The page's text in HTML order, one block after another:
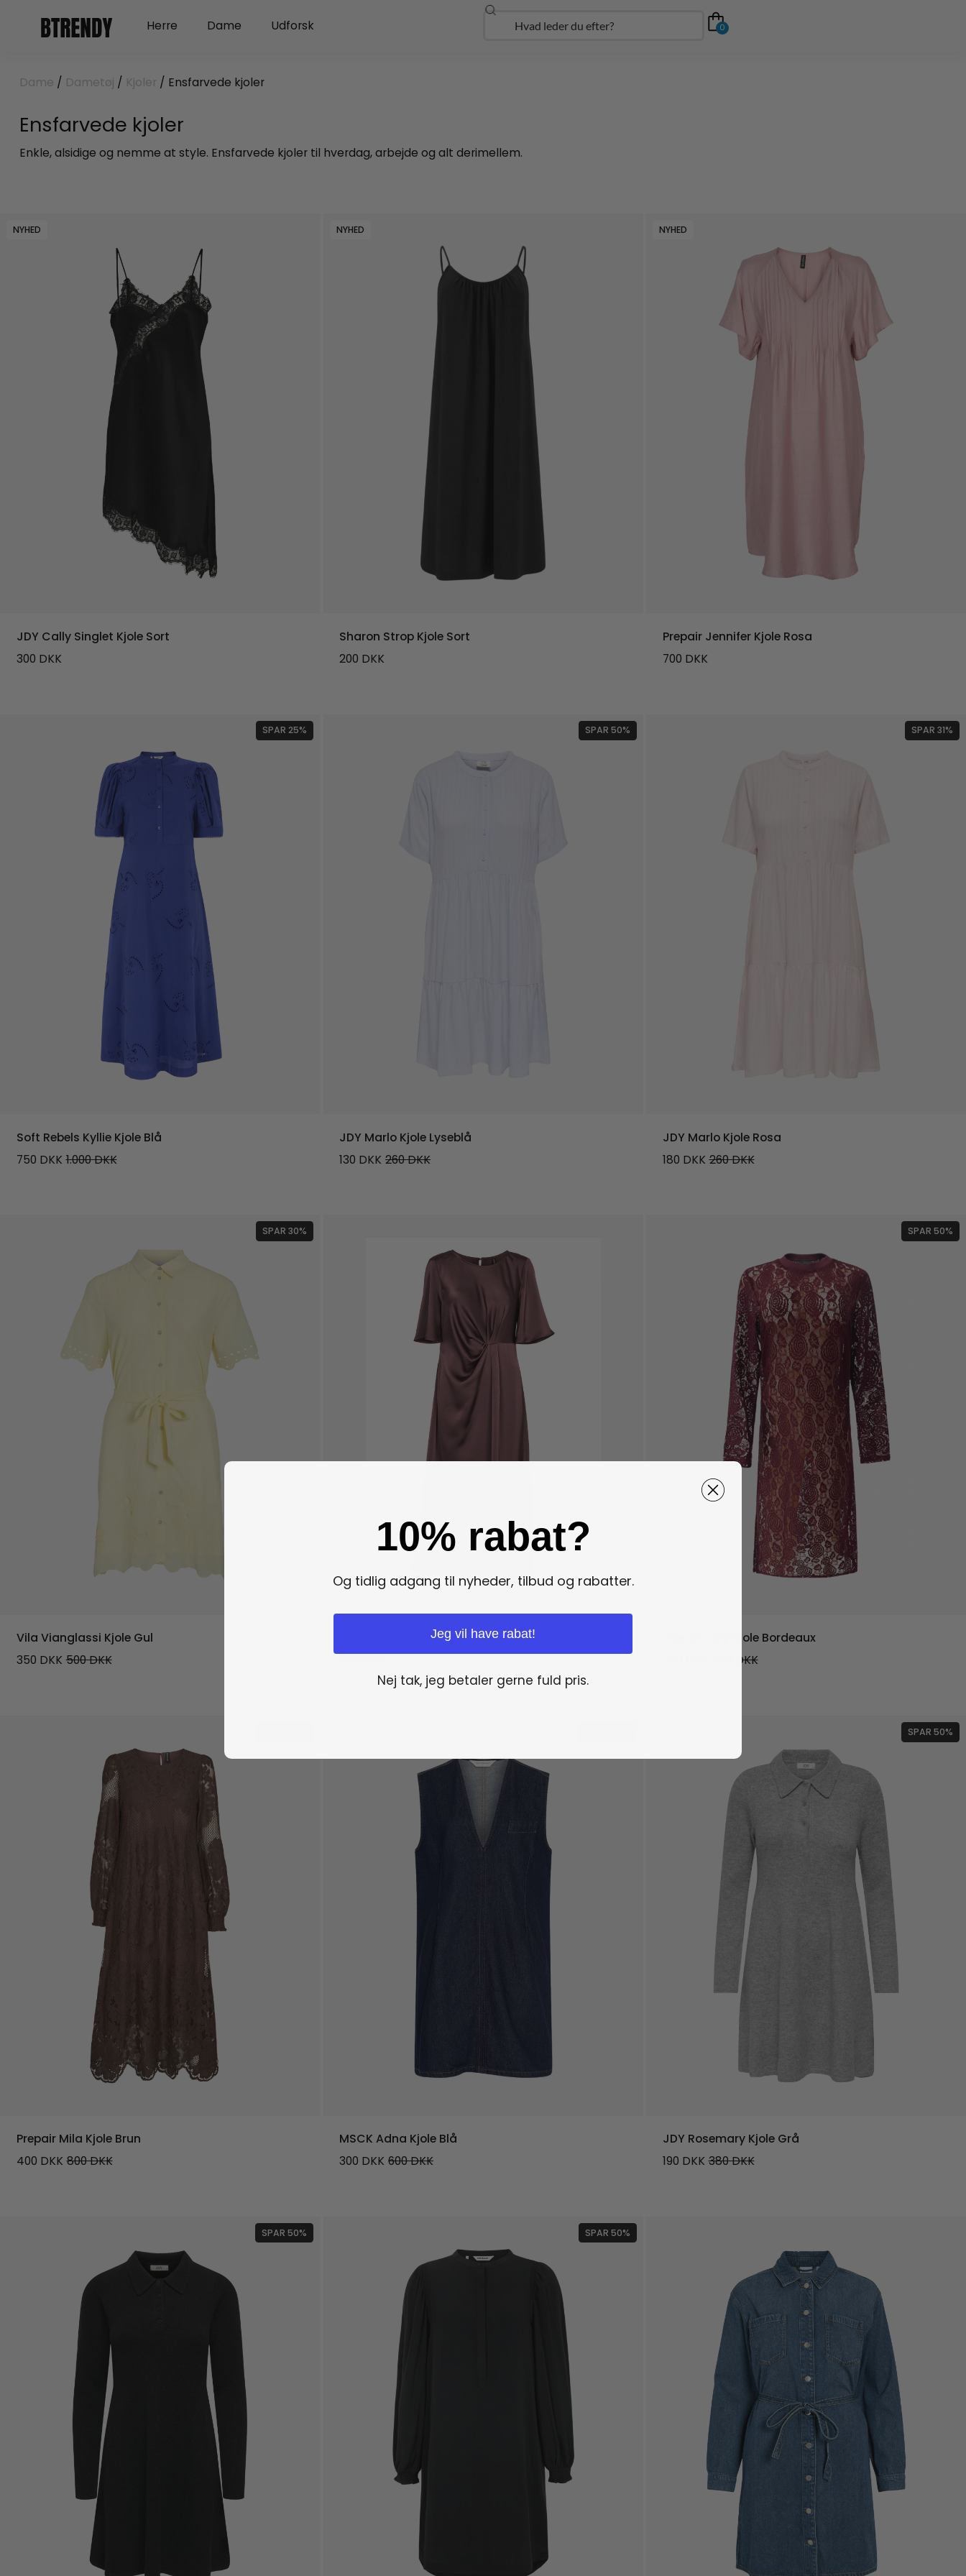
Herre Open Herre
Dame Open Dame
Udforsk Søg 0
Dame / Dametøj / Kjoler / Ensfarvede kjoler
Ensfarvede kjoler
Enkle, alsidige og nemme at style. Ensfarvede kjoler til hverdag, arbejde og alt derimellem.
NYHED
JDY Cally Singlet Kjole Sort
300 DKK
NYHED
Sharon Strop Kjole Sort
200 DKK
NYHED
Prepair Jennifer Kjole Rosa
700 DKK
SPAR 25%
Soft Rebels Kyllie Kjole Blå
750 DKK 1.000DKK
SPAR 50%
JDY Marlo Kjole Lyseblå
130 DKK 260DKK
SPAR 31%
JDY Marlo Kjole Rosa
180 DKK 260DKK
SPAR 30%
Vila Vianglassi Kjole Gul
350 DKK 500DKK
Prepair Nora Dress Blomme
SPAR 50%
Liberte Lacy Kjole Bordeaux
DKK
Prepair Mila Kjole Brun
400 DKK 800DKK
MSCK Adna Kjole Blå
300 DKK 600DKK
SPAR 50%
JDY Rosemary Kjole Grå
190 DKK 380DKK
SPAR 50% SPAR 50%
10% rabat?
Og tidlig adgang til nyheder, tilbud og rabatter.
Jeg vil have rabat!
Nej tak, jeg betaler gerne fuld pris.